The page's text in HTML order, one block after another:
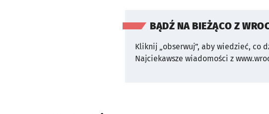
BĄDŹ NA BIEŻĄCO Z
Kliknij „obserwuj”, aby wiedzieć, co
Najciekawsze wiadomości z